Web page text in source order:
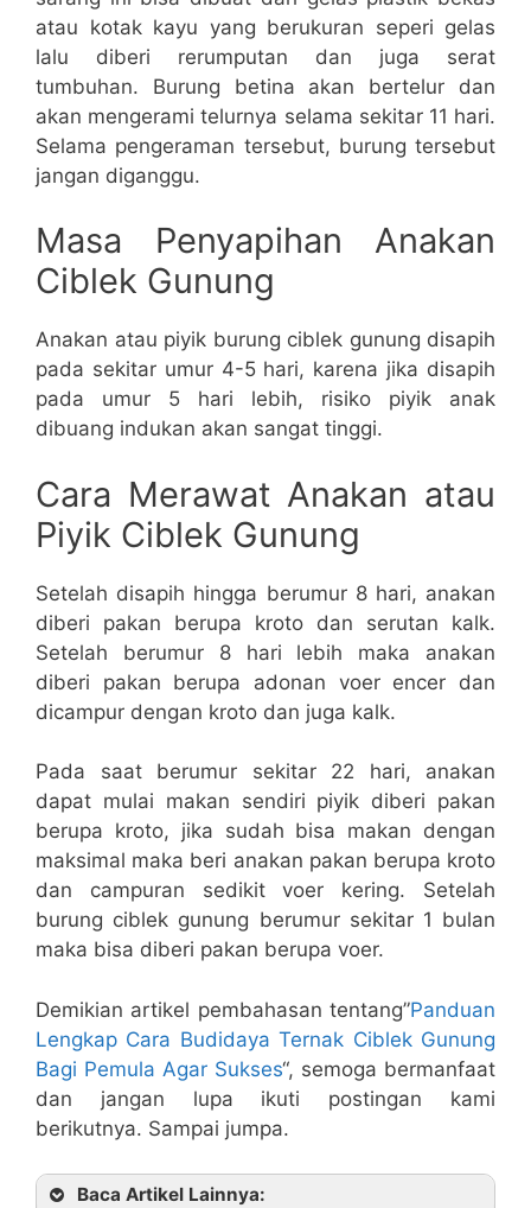
atau kotak kayu yang berukuran seperi gelas
lalu diberi rerumputan dan juga serat
tumbuhan. Burung betina akan bertelur dan
akan mengerami telurnya selama sekitar 11 hari.
Selama pengeraman tersebut, burung tersebut
jangan diganggu.
Masa Penyapihan Anakan
Ciblek Gunung
Anakan atau piyik burung ciblek gunung disapih
pada sekitar umur 4-5 hari, karena jika disapih
pada umur 5 hari lebih, risiko piyik anak
dibuang indukan akan sangat tinggi.
Cara Merawat Anakan atau
Piyik Ciblek Gunung
Setelah disapih hingga berumur 8 hari, anakan
diberi pakan berupa kroto dan serutan kalk.
Setelah berumur 8 hari lebih maka anakan
diberi pakan berupa adonan voer encer dan
dicampur dengan kroto dan juga kalk.
Pada saat berumur sekitar 22 hari, anakan
dapat mulai makan sendiri piyik diberi pakan
berupa kroto, jika sudah bisa makan dengan
maksimal maka beri anakan pakan berupa kroto
dan campuran sedikit voer kering. Setelah
burung ciblek gunung berumur sekitar 1 bulan
maka bisa diberi pakan berupa voer.
Demikian artikel pembahasan tentang”Panduan
Lengkap Cara Budidaya Ternak Ciblek Gunung
Bagi Pemula Agar Sukses“, semoga bermanfaat
dan jangan lupa ikuti postingan kami
berikutnya. Sampai jumpa.
Baca Artikel Lainnya: